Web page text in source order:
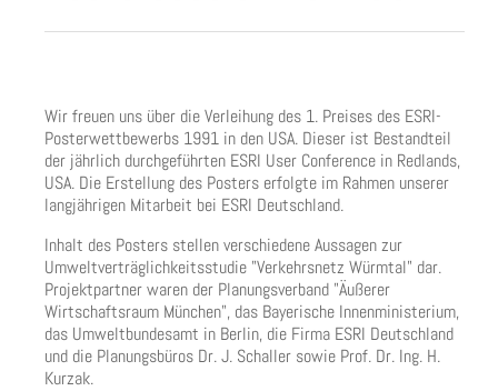
Wir freuen uns über die Verleihung des 1. Preises des ESRI-
Posterwettbewerbs 1991 in den USA. Dieser ist Bestandteil
der jährlich durchgeführten ESRI User Conference in Redlands,
USA. Die Erstellung des Posters erfolgte im Rahmen unserer
langjährigen Mitarbeit bei ESRI Deutschland.
Inhalt des Posters stellen verschiedene Aussagen zur
Umweltverträglichkeitsstudie "Verkehrsnetz Würmtal" dar.
Projektpartner waren der Planungsverband "Äußerer
Wirtschaftsraum München", das Bayerische Innenministerium,
das Umweltbundesamt in Berlin, die Firma ESRI Deutschland
und die Planungsbüros Dr. J. Schaller sowie Prof. Dr. Ing. H.
Kurzak.